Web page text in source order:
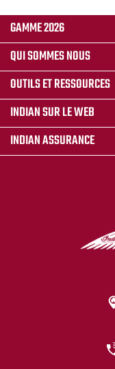
GAMME 2026
QUI SOMMES NOUS
OUTILS ET RESSOURCES
INDIAN SUR LE WEB
INDIAN ASSURANCE